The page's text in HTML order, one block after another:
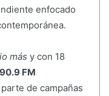
enfocado
más y con 18
FM
de campañas